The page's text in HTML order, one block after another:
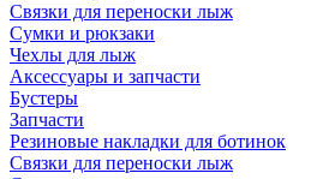
Связки для переноски лыж
Сумки и рюкзаки
Чехлы для лыж
Аксессуары и запчасти
Бустеры
Запчасти
Резиновые накладки для ботинок
Связки для переноски лыж